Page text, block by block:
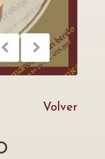
Volver